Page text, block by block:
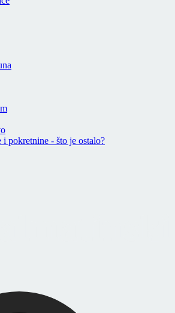
pokretnine - što je ostalo?